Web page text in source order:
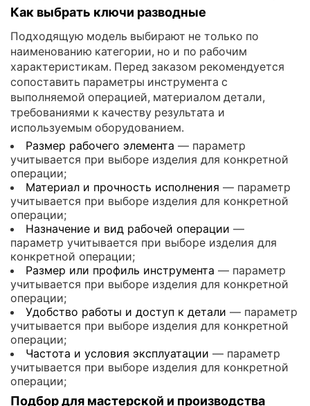
Как выбрать ключи разводные
Подходящую модель выбирают не только по
наименованию категории, но и по рабочим
характеристикам. Перед заказом рекомендуется
сопоставить параметры инструмента с
выполняемой операцией, материалом детали,
требованиями к качеству результата и
используемым оборудованием.
Размер рабочего элемента — параметр
учитывается при выборе изделия для конкретной
операции;
Материал и прочность исполнения — параметр
учитывается при выборе изделия для конкретной
операции;
Назначение и вид рабочей операции —
параметр учитывается при выборе изделия для
конкретной операции;
Размер или профиль инструмента — параметр
учитывается при выборе изделия для конкретной
операции;
Удобство работы и доступ к детали — параметр
учитывается при выборе изделия для конкретной
операции;
Частота и условия эксплуатации — параметр
учитывается при выборе изделия для конкретной
операции;
Подбор для мастерской и производства